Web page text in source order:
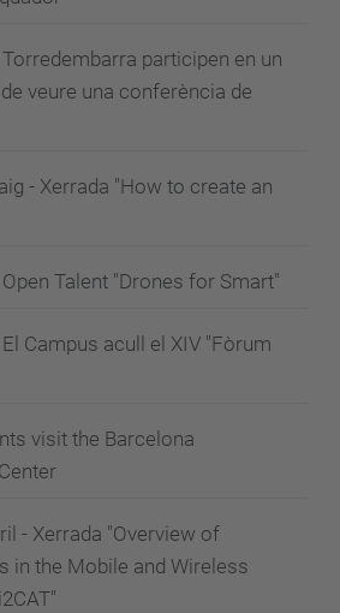
participen en un
veure una conferència de
- Xerrada "How to create an
Talent "Drones for Smart"
Campus acull el XIV "Fòrum
visit the Barcelona
- Xerrada "Overview of
in the Mobile and Wireless